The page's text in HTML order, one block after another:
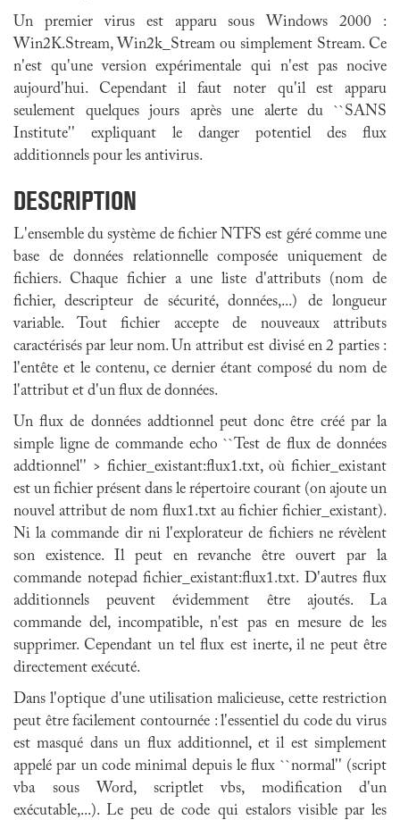
Un premier virus est apparu sous Windows 2000 :
Win2K.Stream, Win2k_Stream ou simplement Stream. Ce
n'est qu'une version expérimentale qui n'est pas nocive
aujourd'hui. Cependant il faut noter qu'il est apparu
seulement quelques jours après une alerte du ``SANS
Institute'' expliquant le danger potentiel des flux
additionnels pour les antivirus.
DESCRIPTION
L'ensemble du système de fichier NTFS est géré comme une
base de données relationnelle composée uniquement de
fichiers. Chaque fichier a une liste d'attributs (nom de
fichier, descripteur de sécurité, données,...) de longueur
variable. Tout fichier accepte de nouveaux attributs
caractérisés par leur nom. Un attribut est divisé en 2 parties :
l'entête et le contenu, ce dernier étant composé du nom de
l'attribut et d'un flux de données.
Un flux de données addtionnel peut donc être créé par la
simple ligne de commande echo ``Test de flux de données
addtionnel'' > fichier_existant:flux1.txt, où fichier_existant
est un fichier présent dans le répertoire courant (on ajoute un
nouvel attribut de nom flux1.txt au fichier fichier_existant).
Ni la commande dir ni l'explorateur de fichiers ne révèlent
son existence. Il peut en revanche être ouvert par la
commande notepad fichier_existant:flux1.txt. D'autres flux
additionnels peuvent évidemment être ajoutés. La
commande del, incompatible, n'est pas en mesure de les
supprimer. Cependant un tel flux est inerte, il ne peut être
directement exécuté.
Dans l'optique d'une utilisation malicieuse, cette restriction
peut être facilement contournée : l'essentiel du code du virus
est masqué dans un flux additionnel, et il est simplement
appelé par un code minimal depuis le flux ``normal'' (script
vba sous Word, scriptlet vbs, modification d'un
exécutable,...). Le peu de code qui estalors visible par les